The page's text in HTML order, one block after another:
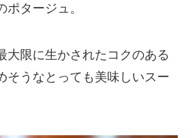
ポタージュ。
大限に生かされたコクのある
そうなとっても美味しいスー